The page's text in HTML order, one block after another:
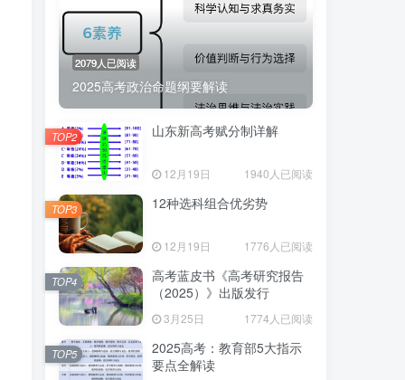
2079人已阅读
2025高考政治命题纲要解读
山东新高考赋分制详解
12月19日 1940人已阅读
TOP2
12种选科组合优劣势
12月19日 1776人已阅读
TOP3
高考蓝皮书《高考研究报告
（2025）》出版发行
3月25日 1774人已阅读
TOP4
2025高考：教育部5大指示
要点全解读
TOP5